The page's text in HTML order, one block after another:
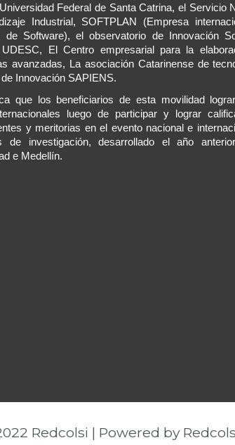
Federal de Santa Catrina, el Servicio
Industrial, SOFTPLAN (Empresa
de Software), el observatorio de Innovación
El Centro empresarial para la
avanzadas, La asociación Catarinense de
Innovación SAPIENS.
que los beneficiarios de esta movilidad
luego de participar y lograr
y meritorias en el evento nacional e
de investigación, desarrollado el año
e Medellín.
Redcolsi | Powered by